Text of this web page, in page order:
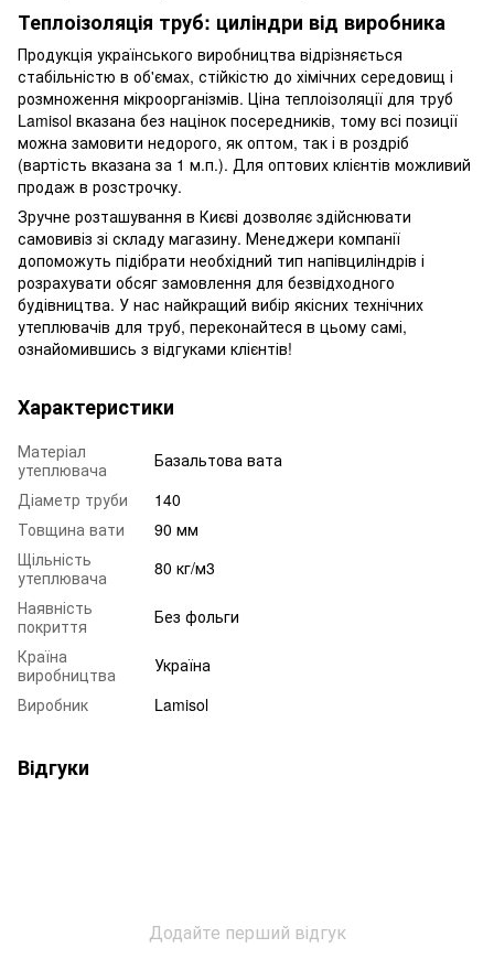
Теплоізоляція труб: циліндри від виробника
Продукція українського виробництва відрізняється
стабільністю в об'ємах, стійкістю до хімічних середовищ і
розмноження мікроорганізмів. Ціна теплоізоляції для труб
Lamisol вказана без націнок посередників, тому всі позиції
можна замовити недорого, як оптом, так і в роздріб
(вартість вказана за 1 м.п.). Для оптових клієнтів можливий
продаж в розстрочку.
Зручне розташування в Києві дозволяє здійснювати
самовивіз зі складу магазину. Менеджери компанії
допоможуть підібрати необхідний тип напівциліндрів і
розрахувати обсяг замовлення для безвідходного
будівництва. У нас найкращий вибір якісних технічних
утеплювачів для труб, переконайтеся в цьому самі,
ознайомившись з відгуками клієнтів!
Характеристики
Матеріал
утеплювача
Базальтова вата
Діаметр труби
140
Товщина вати
90 мм
Щільність
утеплювача
80 кг/м3
Наявність
покриття
Без фольги
Країна
виробництва
Україна
Виробник
Lamisol
Відгуки
Додайте перший відгук